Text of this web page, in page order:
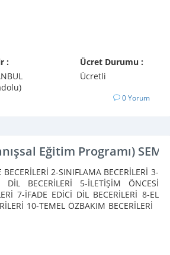
:
Ücret Durumu :
Ücretli
0 Yorum
Eğitim Programı)
2-SINIFLAMA BECERİLERİ 3-
DİL BECERİLERİ 5-İLETİŞİM ÖNCESİ
7-İFADE EDİCİ DİL BECERİLERİ 8-EL
10-TEMEL ÖZBAKIM BECERİLERİ